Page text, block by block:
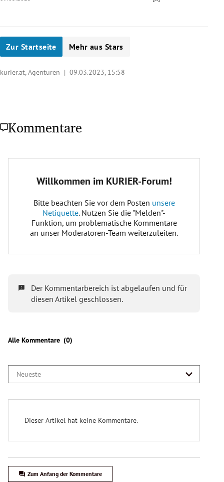
Zur Startseite Mehr aus Stars
kurier.at, Agenturen | 09.03.2023, 15:58
Kommentare